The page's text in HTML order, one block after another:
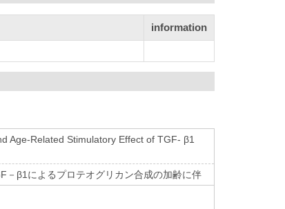
information
Age-Related Stimulatory Effect of TGF- β1
β1によるプロテオグリカン合成の加齢に伴